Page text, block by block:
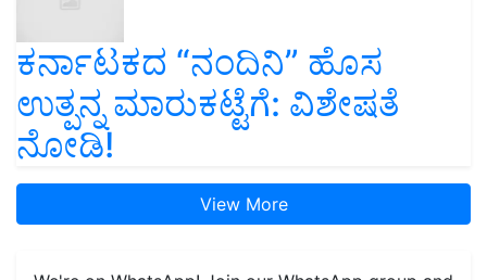
ಕರ್ನಾಟಕದ “ನಂದಿನಿ” ಹೊಸ
ಉತ್ಪನ್ನ ಮಾರುಕಟ್ಟೆಗೆ: ವಿಶೇಷತೆ
ನೋಡಿ!
View More